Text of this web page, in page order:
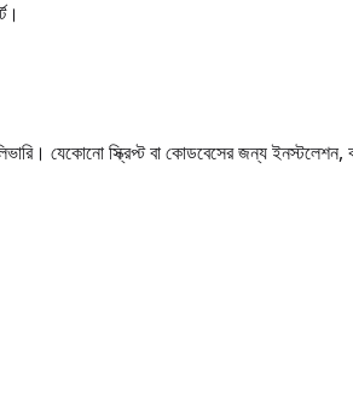
স্ক্রিপ্ট বা কোডবেসের জন্য ইনস্টলেশন,